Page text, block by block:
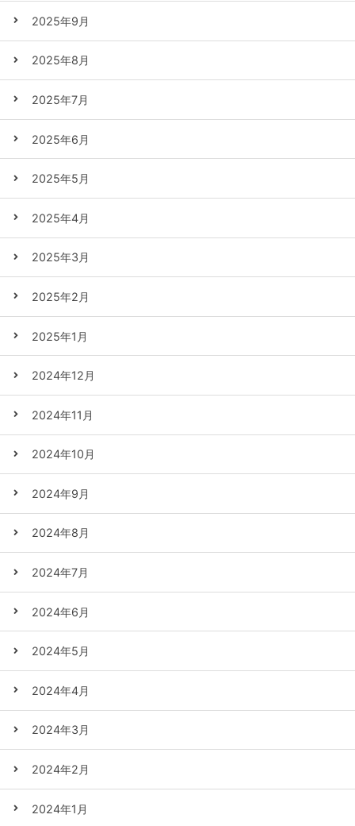
2025年9月
2025年8月
2025年7月
2025年6月
2025年5月
2025年4月
2025年3月
2025年2月
2025年1月
2024年12月
2024年11月
2024年10月
2024年9月
2024年8月
2024年7月
2024年6月
2024年5月
2024年4月
2024年3月
2024年2月
2024年1月